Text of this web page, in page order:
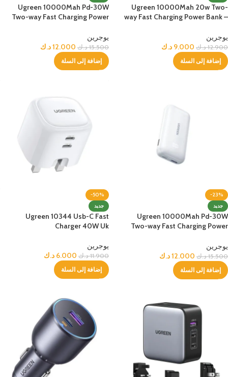
Ugreen 10000Mah 20w Two-
way Fast Charging Power Bank –
يوجرين
12.900 د.ك 9.000 د.ك
إضافة إلى السلة
Ugreen 10000Mah Pd-30W
Two-way Fast Charging Power
يوجرين
15.500 د.ك 12.000د.ك
إضافة إلى السلة
-23%
جديد
Ugreen 10000Mah Pd-30W
Two-way Fast Charging Power
يوجرين
15.500 د.ك 12.000د.ك
إضافة إلى السلة
-50%
جديد
Ugreen 10344 Usb-C Fast
Charger 40W Uk
يوجرين
11.900 د.ك 6.000 د.ك
إضافة إلى السلة